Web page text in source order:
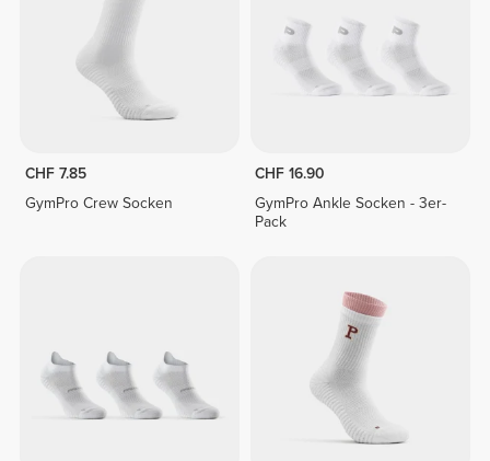
CHF 7.85
GymPro Crew Socken
CHF 16.90
GymPro Ankle Socken - 3er-
Pack